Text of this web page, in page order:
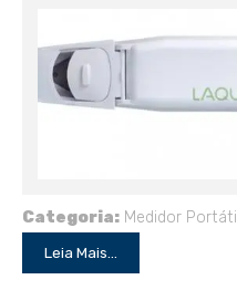
Categoria: Medidor Portátil
Leia Mais...